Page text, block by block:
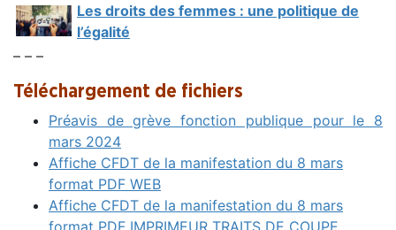
Les droits des femmes : une politique de
l’égalité
– – –
Téléchargement de fichiers
Préavis de grève fonction publique pour le 8
mars 2024
Affiche CFDT de la manifestation du 8 mars
format PDF WEB
Affiche CFDT de la manifestation du 8 mars
format PDF IMPRIMEUR TRAITS DE COUPE